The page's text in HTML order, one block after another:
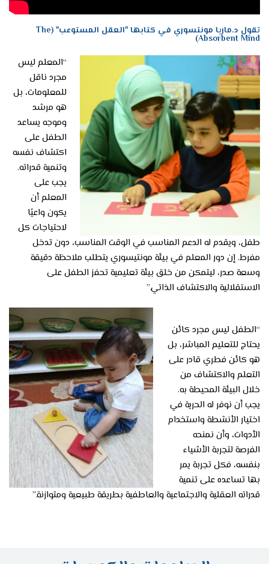
تقول د.ماريا مونتسوري في كتابها "العقل المستوعب" (The
Absorbent Mind)
“المعلم ليس
مجرد ناقل
للمعلومات، بل
هو مرشد
وموجه يساعد
الطفل على
اكتشاف نفسه
وتنمية قدراته.
يجب على
المعلم أن
يكون واعيًا
لاحتياجات كل
طفل، ويقدم له الدعم المناسب في الوقت المناسب، دون تدخل
مفرط. إن دور المعلم في بيئة مونتيسوري يتطلب ملاحظة دقيقة
وسعة صدر، ليتمكن من خلق بيئة تعليمية تحفز الطفل على
الاستقلالية والاكتشاف الذاتي.”
“الطفل ليس مجرد كائن
يحتاج للتعليم المباشر، بل
هو كائن فطري قادر على
التعلم والاكتشاف من
خلال البيئة المحيطة به.
يجب أن نوفر له الحرية في
اختيار الأنشطة واستخدام
الأدوات، وأن نمنحه
الفرصة لتجربة الأشياء
بنفسه، فكل تجربة يمر
بها تساعده على تنمية
قدراته العقلية والاجتماعية والعاطفية بطريقة طبيعية ومتوازنة.”